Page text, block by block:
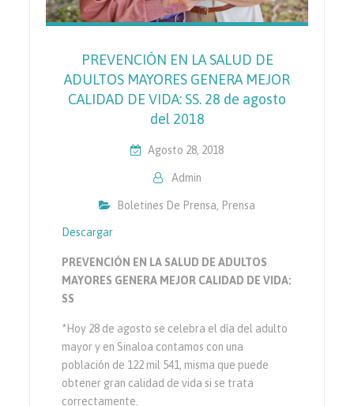
PREVENCIÓN EN LA SALUD DE
ADULTOS MAYORES GENERA MEJOR
CALIDAD DE VIDA: SS. 28 de agosto
del 2018
Agosto 28, 2018
Admin
Boletines De Prensa, Prensa
Descargar
PREVENCIÓN EN LA SALUD DE ADULTOS
MAYORES GENERA MEJOR CALIDAD DE VIDA:
SS
*Hoy 28 de agosto se celebra el día del adulto
mayor y en Sinaloa contamos con una
población de 122 mil 541, misma que puede
obtener gran calidad de vida si se trata
correctamente.